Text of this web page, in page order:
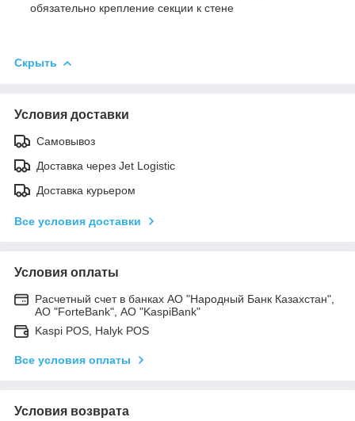
обязательно крепление секции к стене
Скрыть
Условия доставки
Самовывоз
Доставка через Jet Logistic
Доставка курьером
Все условия доставки
Условия оплаты
Расчетный счет в банках АО "Народный Банк Казахстан",
АО "ForteBank", АО "KaspiBank"
Kaspi POS, Halyk POS
Все условия оплаты
Условия возврата